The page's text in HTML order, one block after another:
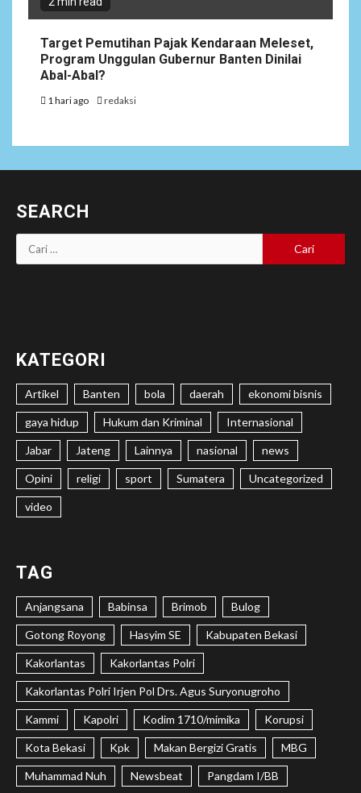
Target Pemutihan Pajak Kendaraan Meleset,
Program Unggulan Gubernur Banten Dinilai
Abal-Abal?
1 hari ago redaksi
SEARCH
Cari
untuk:
KATEGORI
Artikel Banten bola daerah ekonomi bisnis
gaya hidup Hukum dan Kriminal Internasional
Jabar Jateng Lainnya nasional news
Opini religi sport Sumatera Uncategorized
video
TAG
Anjangsana Babinsa Brimob Bulog
Gotong Royong Hasyim SE Kabupaten Bekasi
Kakorlantas Kakorlantas Polri
Kakorlantas Polri Irjen Pol Drs. Agus Suryonugroho
Kammi Kapolri Kodim 1710/mimika Korupsi
Kota Bekasi Kpk Makan Bergizi Gratis MBG
Muhammad Nuh Newsbeat Pangdam I/BB